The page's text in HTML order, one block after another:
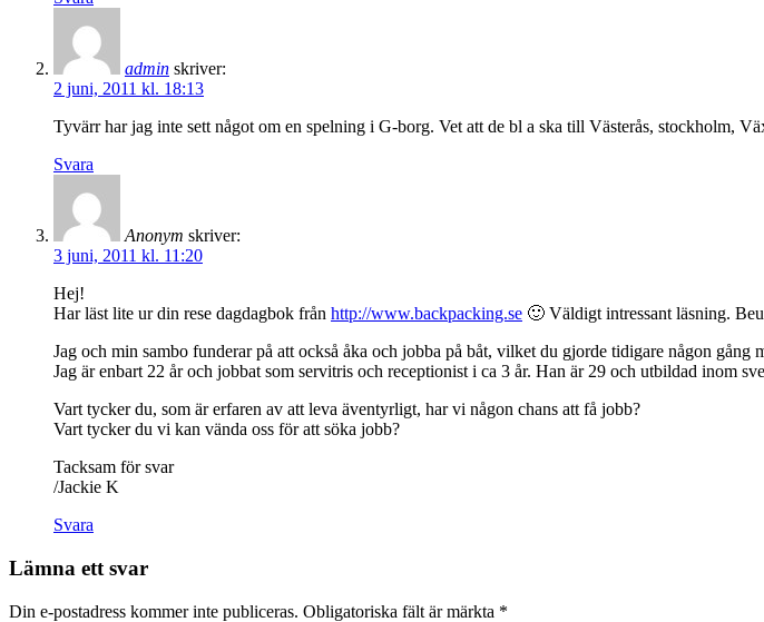
admin skriver:
2 juni, 2011 kl. 18:13
Tyvärr har jag inte sett något om en spelning i G-borg. Vet att de bl a ska till Västerås, stockholm,
Svara
Anonym skriver:
3 juni, 2011 kl. 11:20
Hej!
Har läst lite ur din rese dagdagbok från http://www.backpacking.se 🙂 Väldigt intressant läsning.
Jag och min sambo funderar på att också åka och jobba på båt, vilket du gjorde tidigare någon
Jag är enbart 22 år och jobbat som servitris och receptionist i ca 3 år. Han är 29 och utbildad inom
Vart tycker du, som är erfaren av att leva äventyrligt, har vi någon chans att få jobb?
Vart tycker du vi kan vända oss för att söka jobb?
Tacksam för svar
/Jackie K
Svara
Lämna ett svar
Din e-postadress kommer inte publiceras. Obligatoriska fält är märkta *